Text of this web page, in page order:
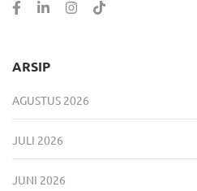
ARSIP
AGUSTUS 2026
JULI 2026
JUNI 2026